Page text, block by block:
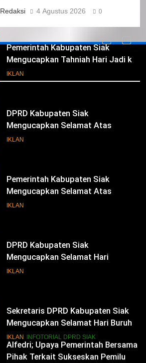
Redaksi 4 Agustus 2026 0
IKLAN
Pemerintah Kabupaten Siak
Mengucapkan Tahniah Hari Jadi ke-
26 Kabupaten Siak
IKLAN
DPRD Kabupaten Siak
Mengucapkan Selamat Atas
Pengambilan Sumpah Jabatan
IKLAN
Pemerintah Kabupaten Siak
Mengucapkan Selamat Atas
Pengambilan Sumpah Jabatan
IKLAN
DPRD Kabupaten Siak
Mengucapkan Selamat Hari
Pendidikan Nasional
IKLAN
Sekretaris DPRD Kabupaten Siak
Mengucapkan Selamat Hari Buruh
IKLAN INFOTORIAL DPRD SIAK
Alfedri; Upaya Pemerintah Bersama
Pihak Terkait Sukseskan Pemilu
2024